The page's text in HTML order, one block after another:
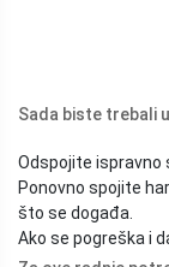
Sada biste trebali
Odspojite ispravno
Ponovno spojite
što se događa.
Ako se pogreška i